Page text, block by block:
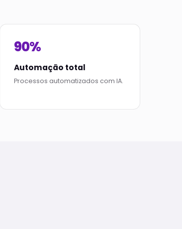
90%
Automação total
Processos automatizados com IA.